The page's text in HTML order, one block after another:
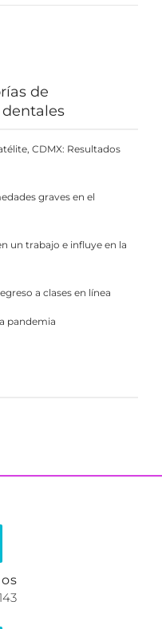
de
CDMX: Resultados
graves en el
un trabajo e influye en la
a clases en línea
pandemia